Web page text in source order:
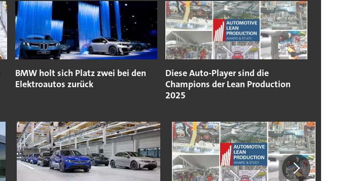
BMW holt sich Platz zwei bei den
Elektroautos zurück
Diese Auto-Player sind die
Champions der Lean Production
2025